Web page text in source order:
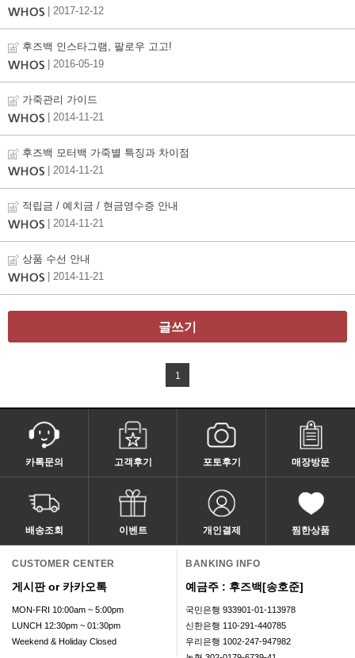
| 2017-12-12
후즈백 인스타그램, 팔로우 고고!
| 2016-05-19
가죽관리 가이드
| 2014-11-21
후즈백 모터백 가죽별 특징과 차이점
| 2014-11-21
적립금 / 예치금 / 현금영수증 안내
| 2014-11-21
상품 수선 안내
| 2014-11-21
글쓰기
1
카톡문의 고객후기 포토후기 매장방문
배송조회 이벤트 개인결제 찜한상품
CUSTOMER CENTER
게시판 or 카카오톡
MON-FRI 10:00am ~ 5:00pm
LUNCH 12:30pm ~ 01:30pm
Weekend & Holiday Closed
BANKING INFO
예금주 : 후즈백[송호준]
국민은행 933901-01-113978
신한은행 110-291-440785
우리은행 1002-247-947982